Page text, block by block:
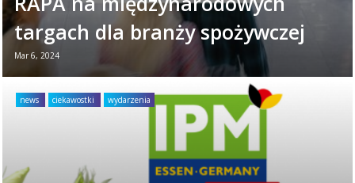
targach dla branży spożywczej
Mar 6, 2024
Targi branżowe to doskonała okazja, by
przyjrzeć się z bliska rozwiązaniom, które
mogą okazać się kluczowe dla Waszego
news ciekawostki wydarzenia